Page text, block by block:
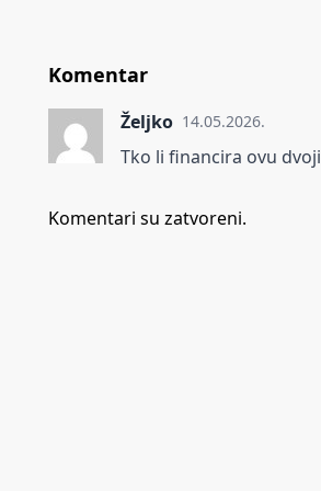
Komentar
Željko 14.05.2026.
Tko li financira ovu
Komentari su zatvoreni.